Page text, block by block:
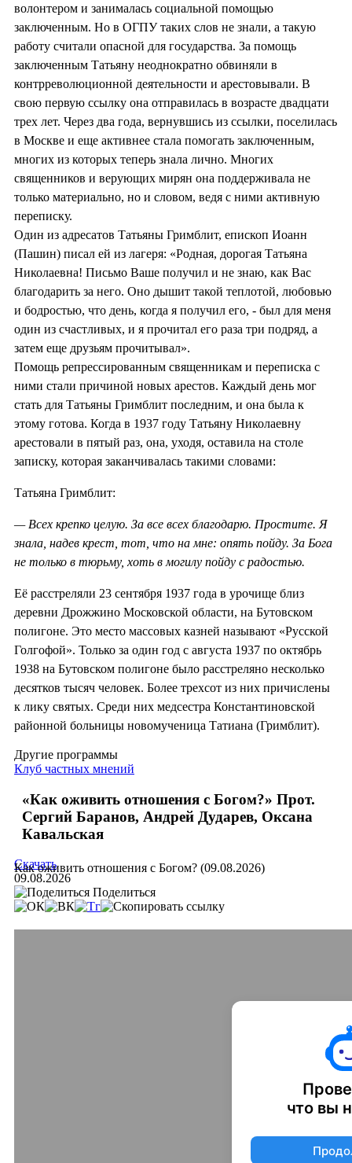
волонтером и занималась социальной помощью
заключенным. Но в ОГПУ таких слов не знали, а такую
работу считали опасной для государства. За помощь
заключенным Татьяну неоднократно обвиняли в
контрреволюционной деятельности и арестовывали. В
свою первую ссылку она отправилась в возрасте двадцати
трех лет. Через два года, вернувшись из ссылки, поселилась
в Москве и еще активнее стала помогать заключенным,
многих из которых теперь знала лично. Многих
священников и верующих мирян она поддерживала не
только материально, но и словом, ведя с ними активную
переписку.
Один из адресатов Татьяны Гримблит, епископ Иоанн
(Пашин) писал ей из лагеря: «Родная, дорогая Татьяна
Николаевна! Письмо Ваше получил и не знаю, как Вас
благодарить за него. Оно дышит такой теплотой, любовью
и бодростью, что день, когда я получил его, - был для меня
один из счастливых, и я прочитал его раза три подряд, а
затем еще друзьям прочитывал».
Помощь репрессированным священникам и переписка с
ними стали причиной новых арестов. Каждый день мог
стать для Татьяны Гримблит последним, и она была к
этому готова. Когда в 1937 году Татьяну Николаевну
арестовали в пятый раз, она, уходя, оставила на столе
записку, которая заканчивалась такими словами:
Татьяна Гримблит:
— Всех крепко целую. За все всех благодарю. Простите. Я
знала, надев крест, тот, что на мне: опять пойду. За Бога
не только в тюрьму, хоть в могилу пойду с радостью.
Её расстреляли 23 сентября 1937 года в урочище близ
деревни Дрожжино Московской области, на Бутовском
полигоне. Это место массовых казней называют «Русской
Голгофой». Только за один год с августа 1937 по октябрь
1938 на Бутовском полигоне было расстреляно несколько
десятков тысяч человек. Более трехсот из них причислены
к лику святых. Среди них медсестра Константиновской
районной больницы новомученица Татиана (Гримблит).
Другие программы
Клуб частных мнений
«Как оживить отношения с Богом?» Прот.
Сергий Баранов, Андрей Дударев, Оксана
Кавальская
Как оживить отношения с Богом? (09.08.2026)
Скачать
09.08.2026
Поделиться